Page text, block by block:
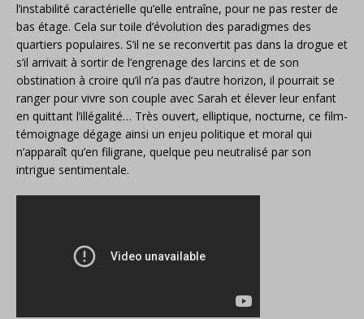
l’instabilité caractérielle qu’elle entraîne, pour ne pas rester de
bas étage. Cela sur toile d’évolution des paradigmes des
quartiers populaires. S’il ne se reconvertit pas dans la drogue et
s’il arrivait à sortir de l’engrenage des larcins et de son
obstination à croire qu’il n’a pas d’autre horizon, il pourrait se
ranger pour vivre son couple avec Sarah et élever leur enfant
en quittant l’illégalité… Très ouvert, elliptique, nocturne, ce film-
témoignage dégage ainsi un enjeu politique et moral qui
n’apparaît qu’en filigrane, quelque peu neutralisé par son
intrigue sentimentale.